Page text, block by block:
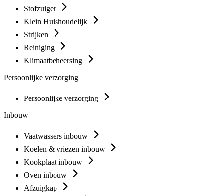
Stofzuiger
Klein Huishoudelijk
Strijken
Reiniging
Klimaatbeheersing
Persoonlijke verzorging
Persoonlijke verzorging
Inbouw
Vaatwassers inbouw
Koelen & vriezen inbouw
Kookplaat inbouw
Oven inbouw
Afzuigkap